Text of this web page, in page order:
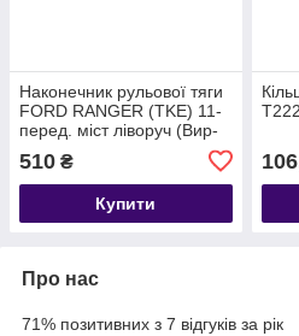
Наконечник рульової тяги
FORD RANGER (TKE) 11-
перед. міст ліворуч (Вир-
510 ₴
Купити
Про нас
71% позитивних з 7 відгуків за рік